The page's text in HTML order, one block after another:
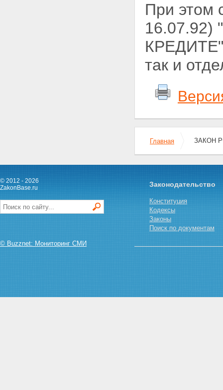
При этом
КРЕДИТЕ"
так и
Главная ЗАКОН
© 2012 - 2026
ZakonBase.ru
© Buzznet: Мониторинг СМИ
Законодательство
Конституция
Кодексы
Законы
Поиск по документам